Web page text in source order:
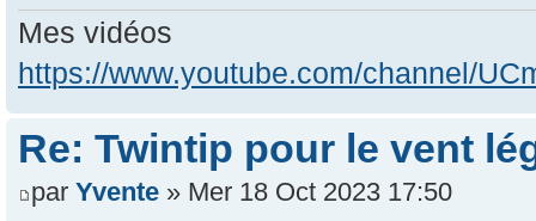
Mes vidéos
https://www.youtube.com/channel/
Re: Twintip pour le vent
par Yvente » Mer 18 Oct 2023 17:50